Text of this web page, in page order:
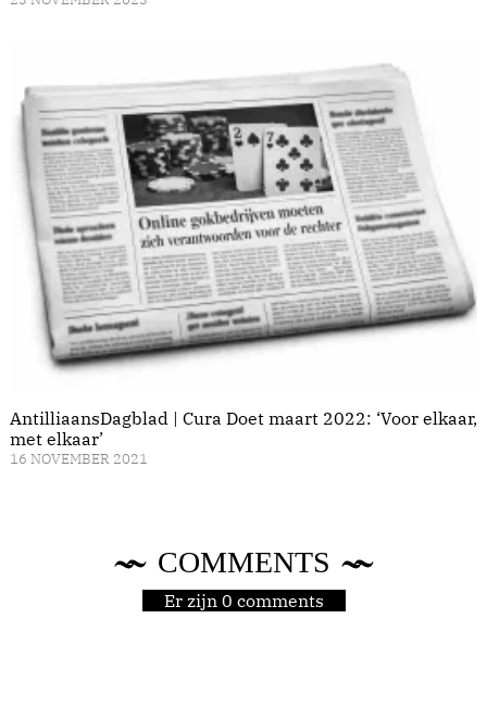
AntilliaansDagblad | Cura Doet maart 2022: ‘Voor elkaar,
met elkaar’
16 NOVEMBER 2021
COMMENTS
Er zijn 0 comments